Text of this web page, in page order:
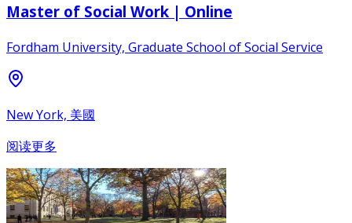
Master of Social Work | Online
Fordham University, Graduate School of Social Service
New York, 美國
阅读更多